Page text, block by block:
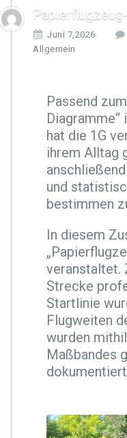
Juni 7,2026
Allgemein
Passend
hat die 1G
ihrem Alltag
und
bestimmen
In diesem
veranstaltet.
Strecke
Startlinie
Flugweiten
wurden
Maßbandes